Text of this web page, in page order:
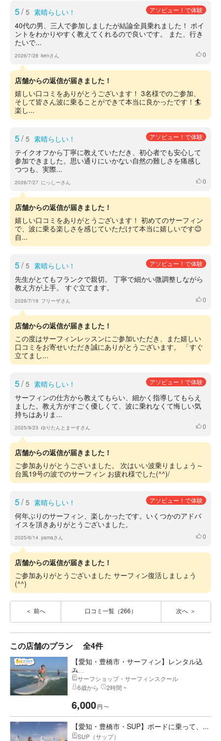
5/ 5 素晴らしい！ アソビュー！で体験
40代の男、三人で参加しましたが結論全員乗れました！ ポイ
ントをわかりやすく教えてくれるので良いです。 また、行き
たいで...
2026/7/28 kenさん いいね
0
店舗からの返信が届きました！
嬉しい口コミをありがとうございます！ 3名様でのご参加、
そして皆さん波に乗ることができて本当に良かったです！🏄
楽し...
5/ 5 素晴らしい！ アソビュー！で体験
テイクオフから丁寧に教えていただき、初心者でも安心して
参加できました。思い通りにいかない自然の難しさを痛感し
つつも、実際...
2026/7/27 にっしーさん いいね
0
店舗からの返信が届きました！
嬉しい口コミをありがとうございます！ 初めてのサーフィン
で、波に乗る楽しさを感じていただけて本当に嬉しいです😊
自...
5/ 5 素晴らしい！ アソビュー！で体験
先生がとてもフランクで親切。 丁寧で細かい微調整しながら
教え方が上手。 すぐ立てます。
2026/7/19 フリーザさん いいね
0
店舗からの返信が届きました！
この度はサーフィンレッスンにご参加いただき、また嬉しい
口コミをお寄せいただき誠にありがとうございます。 「すぐ
立てまし...
5/ 5 素晴らしい！ アソビュー！で体験
サーフィンの仕方から教えてもらい、細かく指導してもらえ
ました。教え方がすごく優しくて、波に乗れなくて悔しい気
持ちはありま...
2025/9/23 ゆりたんとまーすさん いいね
0
店舗からの返信が届きました！
ご参加ありがとうございました。 次はいい波乗りましょう～
台風19号の波でのサーフィン お疲れ様でした(^^)/
5/ 5 素晴らしい！ アソビュー！で体験
何年ぶりのサーフィン、楽しかったです。いくつかのアドバ
イスを頂きありがとうございました。
2025/6/14 yamaさん いいね
0
店舗からの返信が届きました！
ご参加ありがとうございました サーフィン復活しましょう
(^^)
前へ 口コミ一覧（266） 次へ
この店舗のプラン 全4件
【愛知・豊橋市・サーフィン】レンタル込
み...
サーフショップ・サーフィンスクール
6歳から
2時間 ~
6,000円 〜
【愛知・豊橋市・SUP】ボードに乗って、...
SUP（サップ）